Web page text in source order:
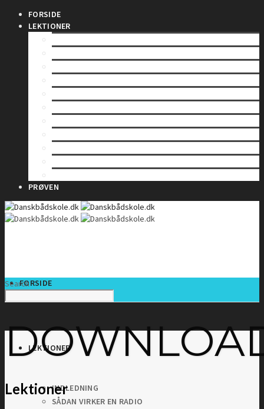
FORSIDE
LEKTIONER
PRØVEN
FORSIDE
LEKTIONER
INDLEDNING
SÅDAN VIRKER EN RADIO
Search
Lektioner